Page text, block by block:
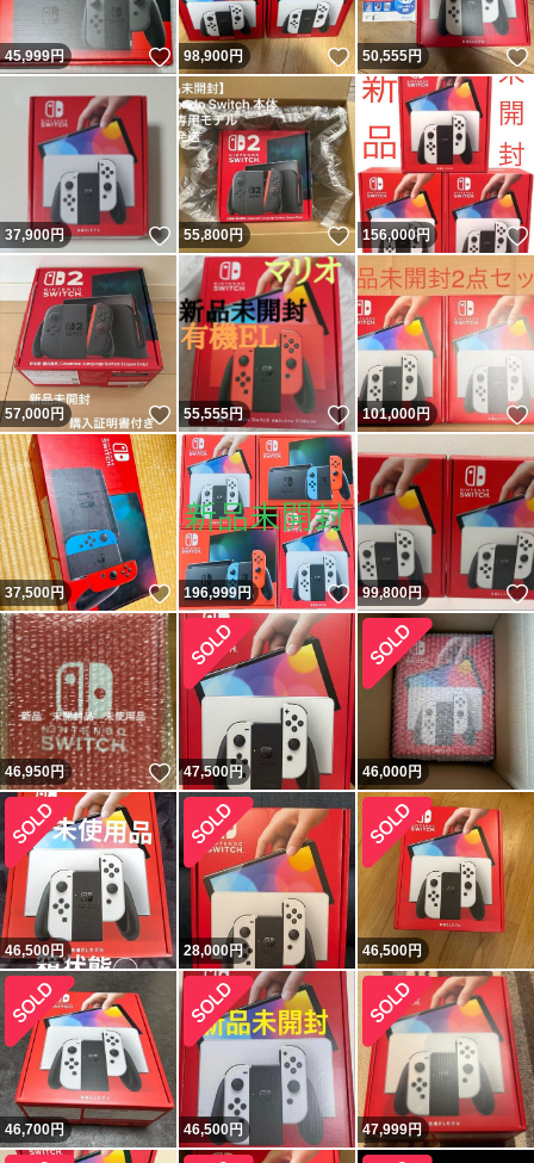
45,999円 いいね！
98,900円 いいね！
50,555円
37,900円 いいね！
55,800円 いいね！
156,000円
57,000円 いいね！
55,555円 いいね！
101,000円
37,500円 いいね！
196,999円 いいね！
99,800円
46,950円 いいね！
47,500円 46,000円
46,500円 28,000円 46,500円
46,700円 46,500円 47,999円